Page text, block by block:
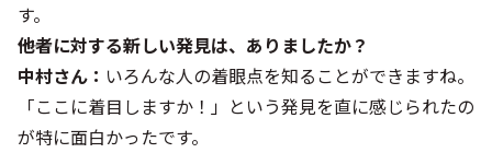
す。
――他者に対する新しい発見は、ありましたか？
中村さん： いろんな人の着眼点を知ることができますね。
「ここに着目しますか！」という発見を直に感じられたの
が特に面白かったです。